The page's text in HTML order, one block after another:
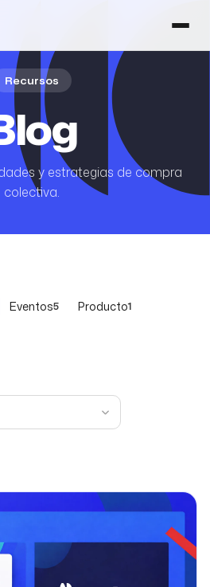
Recursos
y estrategias de compra
colectiva.
Eventos5 Producto1